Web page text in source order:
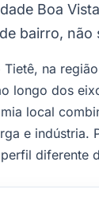
Boa
bairro, não
na
longo dos
local
e indústria.
diferente